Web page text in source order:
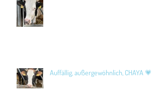
Auffällig, außergewöhnlich, CHAYA 💗